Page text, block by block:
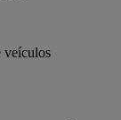
veículos